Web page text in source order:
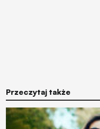
Przeczytaj także